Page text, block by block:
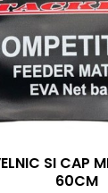
SI CAP
60CM